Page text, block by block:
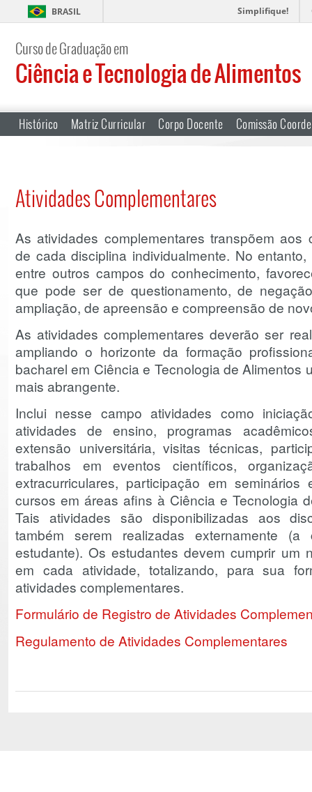
BRASIL Simplifique!
Curso de Graduação em
Ciência e Tecnologia de Alimentos
Histórico Matriz Curricular Corpo Docente Comissão
Atividades Complementares
As atividades complementares transpõem aos
de cada disciplina individualmente. No
entre outros campos do conhecimento,
que pode ser de questionamento, de
ampliação, de apreensão e compreensão de
As atividades complementares deverão ser
ampliando o horizonte da formação
bacharel em Ciência e Tecnologia de Alimentos
mais abrangente.
Inclui nesse campo atividades como
atividades de ensino, programas
extensão universitária, visitas técnicas,
trabalhos em eventos científicos,
extracurriculares, participação em
cursos em áreas afins à Ciência e Tecnologia
Tais atividades são disponibilizadas aos
também serem realizadas externamente (a
estudante). Os estudantes devem cumprir um
em cada atividade, totalizando, para sua
atividades complementares.
Formulário de Registro de Atividades
Regulamento de Atividades Complementares